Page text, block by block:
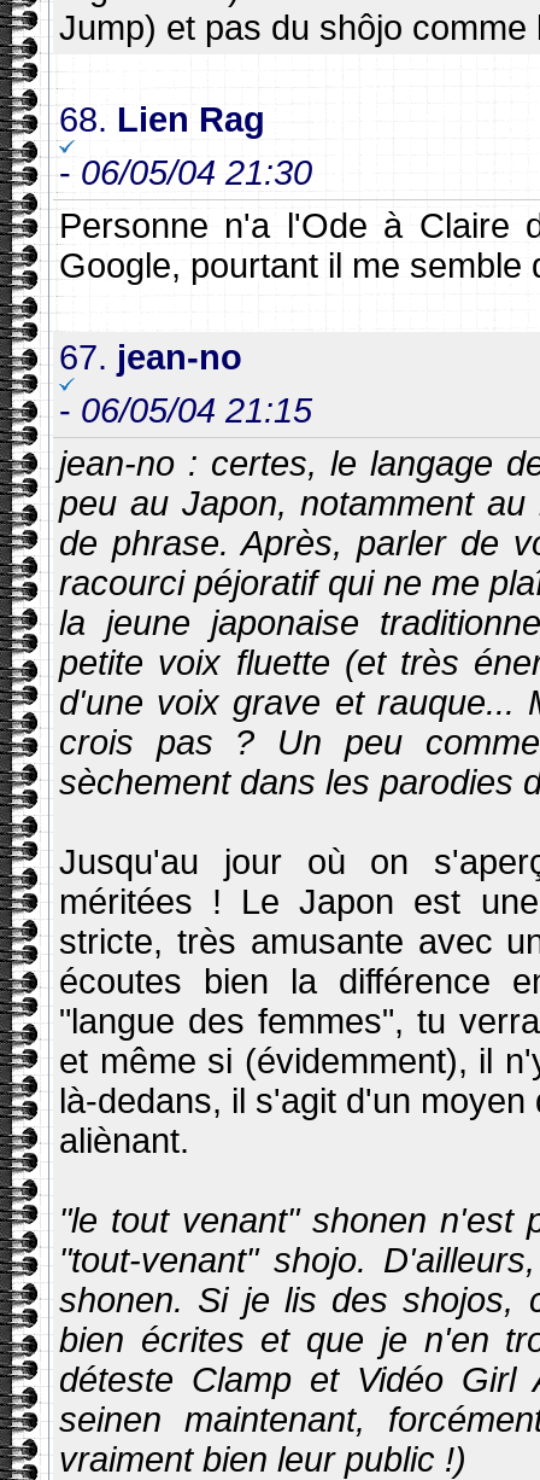
Jump) et pas du shôjo
68. Lien Rag
- 06/05/04 21:30
Personne n'a l'Ode à Claire
Google, pourtant il me
67. jean-no
- 06/05/04 21:15
jean-no : certes, le langage
peu au Japon, notamment
de phrase. Après, parler de
racourci péjoratif qui ne me
la jeune japonaise
petite voix fluette (et très
d'une voix grave et rauque...
crois pas ? Un peu
sèchement dans les parodies
Jusqu'au jour où on
méritées ! Le Japon est
stricte, très amusante avec
écoutes bien la différence
"langue des femmes", tu
et même si (évidemment), il
là-dedans, il s'agit d'un
aliènant.
"le tout venant" shonen n'est
"tout-venant" shojo.
shonen. Si je lis des shojos,
bien écrites et que je n'en
déteste Clamp et Vidéo
seinen maintenant,
vraiment bien leur public !)